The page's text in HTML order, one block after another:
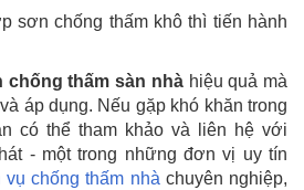
sơn chống thấm khô thì tiến hành
chống thấm sàn nhà hiệu quả mà
áp dụng. Nếu gặp khó khăn trong
có thể tham khảo và liên hệ với
- một trong những đơn vị uy tín
vụ chống thấm nhà chuyên nghiệp,